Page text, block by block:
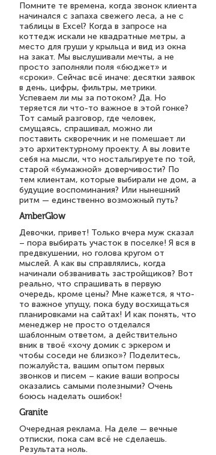
Помните те времена, когда звонок клиента
начинался с запаха свежего леса, а не с
таблицы в Excel? Когда в запросе на
коттедж искали не квадратные метры, а
место для груши у крыльца и вид из окна
на закат. Мы выслушивали мечты, а не
просто заполняли поля «бюджет» и
«сроки». Сейчас всё иначе: десятки заявок
в день, цифры, фильтры, метрики.
Успеваем ли мы за потоком? Да. Но
теряется ли что-то важное в этой гонке?
Тот самый разговор, где человек,
смущаясь, спрашивал, можно ли
поставить скворечник и не помешает ли
это архитектурному проекту. А вы ловите
себя на мысли, что ностальгируете по той,
старой «бумажной» доверчивости? По
тем клиентам, которые выбирали не дом, а
будущие воспоминания? Или нынешний
ритм — единственно возможный путь?
AmberGlow
Девочки, привет! Только вчера муж сказал
– пора выбирать участок в поселке! Я вся в
предвкушении, но голова кругом от
мыслей. А как вы справлялись, когда
начинали обзванивать застройщиков? Вот
реально, что спрашивать в первую
очередь, кроме цены? Мне кажется, я что-
то важное упущу, пока буду восхищаться
планировками на сайтах! И как понять, что
менеджер не просто отделался
шаблонным ответом, а действительно
вник в твоё «хочу домик с эркером и
чтобы соседи не близко»? Поделитесь,
пожалуйста, вашим опытом первых
звонков и писем – какие ваши вопросы
оказались самыми полезными? Очень
боюсь наделать ошибок!
Granite
Очередная реклама. На деле — вечные
отписки, пока сам всё не сделаешь.
Результата ноль.